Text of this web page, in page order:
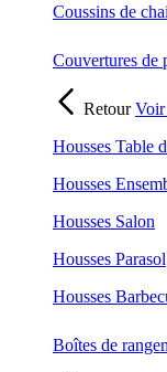
Coussins de
Couvertures de
RetourVoir
Housses Table
Housses
Housses Salon
Housses Parasol
Housses
Boîtes de